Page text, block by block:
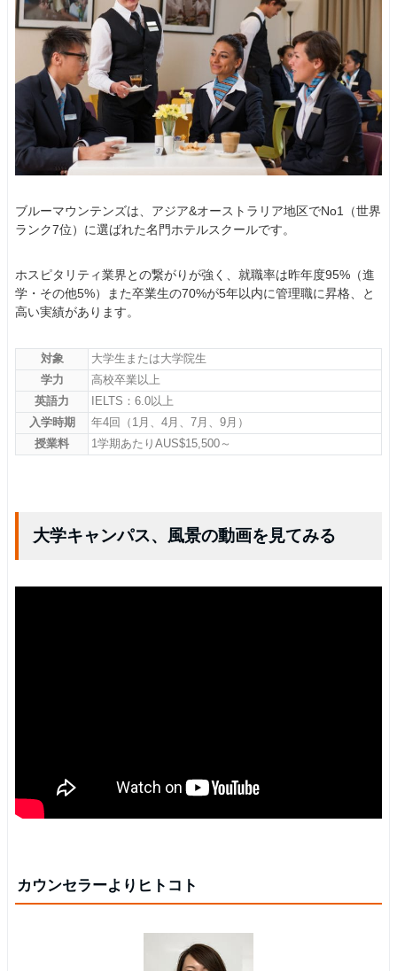
ブルーマウンテンズは、アジア&オーストラリア地区でNo1（世界
ランク7位）に選ばれた名門ホテルスクールです。
ホスピタリティ業界との繋がりが強く、就職率は昨年度95%（進
学・その他5%）また卒業生の70%が5年以内に管理職に昇格、と
高い実績があります。
対象
大学生または大学院生
学力
高校卒業以上
英語力
IELTS：6.0以上
入学時期
年4回（1月、4月、7月、9月）
授業料
1学期あたりAUS$15,500～
大学キャンパス、風景の動画を見てみる
カウンセラーよりヒトコト